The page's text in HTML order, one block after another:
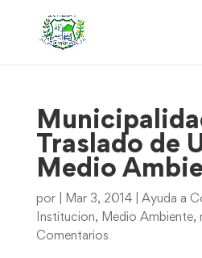
Traslado de
Medio
por Mar 3, 2014| Ayuda a
Institucion, Medio Ambiente,
Comentarios